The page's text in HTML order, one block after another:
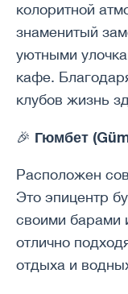
колоритной
знаменитый
уютными
кафе.
клубов жизнь
🎉 Гюмбет
Расположен
Это эпицентр
своими барами
отлично
отдыха и